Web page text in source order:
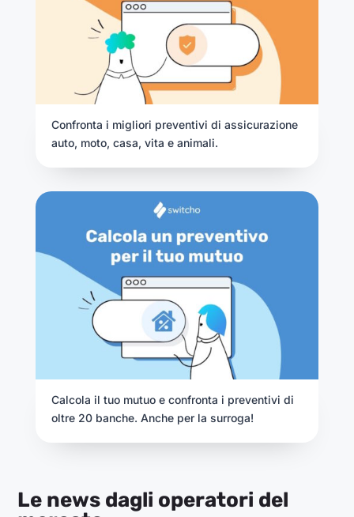
Confronta i migliori preventivi di assicurazione
auto, moto, casa, vita e animali.
Calcola il tuo mutuo e confronta i preventivi di
oltre 20 banche. Anche per la surroga!
Le news dagli operatori del